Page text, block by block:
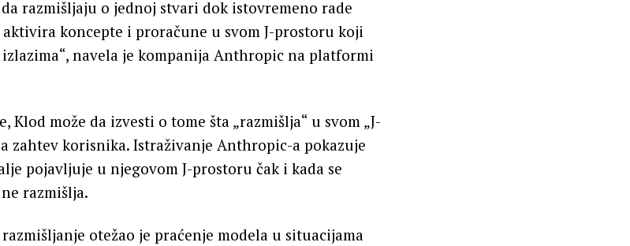
razmišljaju o jednoj stvari dok istovremeno rade
koncepte i proračune u svom J-prostoru koji
navela je kompanija Anthropic na platformi
Klod može da izvesti o tome šta „razmišlja“ u svom „J-
zahtev korisnika. Istraživanje Anthropic-a pokazuje
pojavljuje u njegovom J-prostoru čak i kada se
razmišlja.
otežao je praćenje modela u situacijama